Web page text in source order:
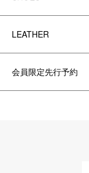
LEATHER
会員限定先行予約